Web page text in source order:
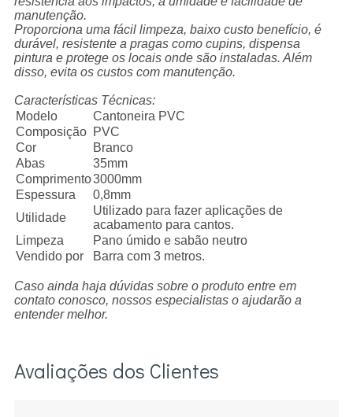
manutenção.
Proporciona uma fácil limpeza, baixo custo benefício, é
durável, resistente a pragas como cupins, dispensa
pintura e protege os locais onde são instaladas. Além
disso, evita os custos com manutenção.
Características Técnicas:
Modelo
Cantoneira PVC
Composição
PVC
Cor
Branco
Abas
35mm
Comprimento3000mm
Espessura
0,8mm
Utilidade
Utilizado para fazer aplicações de
acabamento para cantos.
Limpeza
Pano úmido e sabão neutro
Vendido por
Barra com 3 metros.
Caso ainda haja dúvidas sobre o produto entre em
contato conosco, nossos especialistas o ajudarão a
entender melhor.
Avaliações dos Clientes